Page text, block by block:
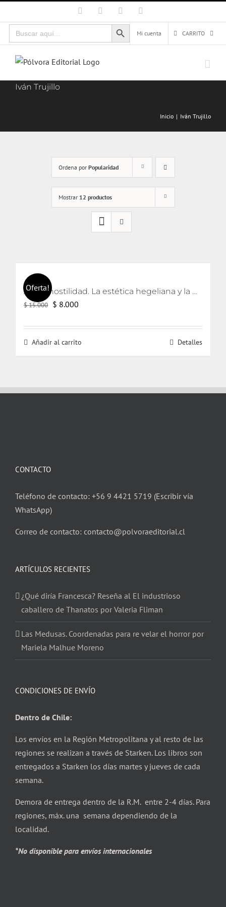
al
contenido
Facebook Instagram
Buscar:
Botón de búsqueda
Mi cuenta
CARRITO
Iván Trujillo
Inicio Iván Trujillo
Ordena por Popularidad
Mostrar 12 productos
Oferta! Arte y hostilidad. La estética hegeliana y la precipitación de la violencia
$15.000 El
original
era:
$ 8.000
actual
es:
Añadir al carrito Detalles
CONTACTO
Teléfono de contacto: +56 9 4421 5719 (Escribir vía
WhatsApp)
Correo de contacto: contacto@polvoraeditorial.cl
ARTÍCULOS RECIENTES
¿Qué diría Francesca? Reseña al El industrioso
caballero de Thanatos por Valeria Fliman
Las Medusas. Coordenadas para re velar el horror por
Mariela Malhue Moreno
CONDICIONES DE ENVÍO
Dentro de Chile:
Los envíos en la Región Metropolitana y al resto de las
regiones se realizan a través de Starken. Los libros son
entregados a Starken los días martes y jueves de cada
semana.
Demora de entrega dentro de la R.M. entre 2-4 días. Para
regiones, máx. una semana dependiendo de la
localidad.
*No disponible para envíos internacionales